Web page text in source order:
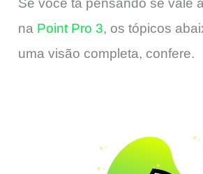
Se você tá pensando se vale
na Point Pro 3, os tópicos
uma visão completa, confere.